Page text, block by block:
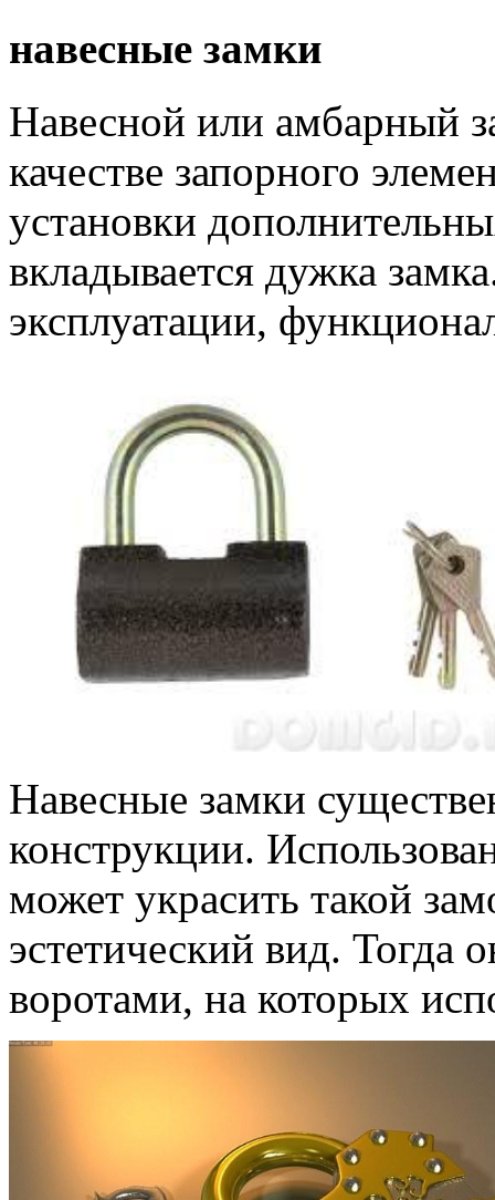
навесные замки
Навесной или амбарный
качестве запорного
установки
вкладывается дужка
эксплуатации,
Навесные замки
конструкции.
может украсить такой
эстетический вид. Тогда
воротами, на которых